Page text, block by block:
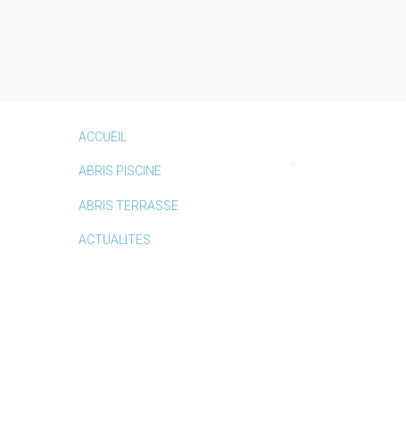
ACCUEIL
ABRIS PISCINE
ABRIS TERRASSE
ACTUALITES